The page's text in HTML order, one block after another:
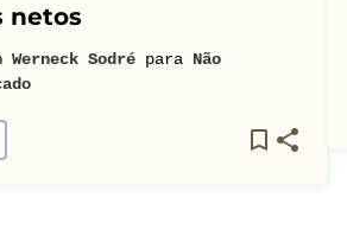
netos
Werneck Sodré para Não